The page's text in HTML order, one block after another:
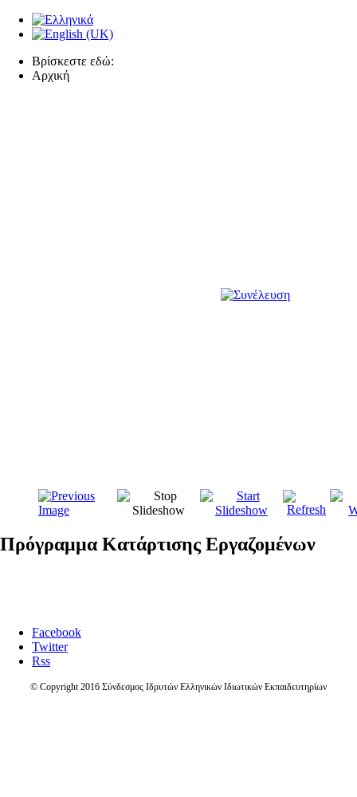
Βρίσκεστε εδώ:
Αρχική
Πρόγραμμα Κατάρτισης Εργαζομένων
Facebook
Twitter
Rss
© Copyright 2016 Σύνδεσμος Ιδρυτών Ελληνικών Ιδιωτικών Εκπαιδευτηρίων